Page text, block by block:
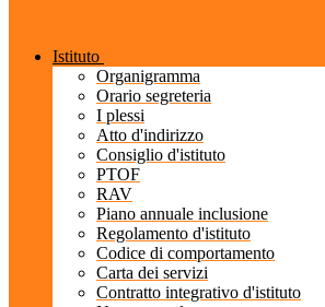
Istituto
Organigramma
Orario segreteria
I plessi
Atto d'indirizzo
Consiglio d'istituto
PTOF
RAV
Piano annuale inclusione
Regolamento d'istituto
Codice di comportamento
Carta dei servizi
Contratto integrativo d'istituto